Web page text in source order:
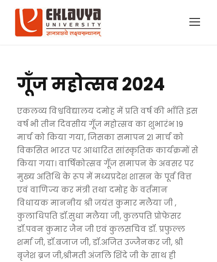
गूँज महोत्सव 2024
एकलव्य विश्वविद्यालय दमोह में प्रति वर्ष की भाँति इस
वर्ष भी तीन दिवसीय गूँज महोत्सव का शुभारंभ 19
मार्च को किया गया, जिसका समापन 21 मार्च को
विकसित भारत पर आधारित सांस्कृतिक कार्यक्रमों से
किया गया। वार्षिकोत्सव गूँज समापन के अवसर पर
मुख्य अतिथि के रूप में मध्यप्रदेश शासन के पूर्व वित्त
एवं वाणिज्य कर मंत्री तथा दमोह के वर्तमान
विधायक माननीय श्री जयंत कुमार मलैया जी ,
कुलाधिपति डॉ.सुधा मलैया जी, कुलपति प्रोफेसर
डॉ.पवन कुमार जैन जी एवं कुलसचिव डॉ. प्रफुल्ल
शर्मा जी, डॉ.बजाज जी, डॉ.अजित उज्जैनकर जी, श्री
बृजेश ब्रज जी,श्रीमती अंजलि शिंदे जी के साथ ही